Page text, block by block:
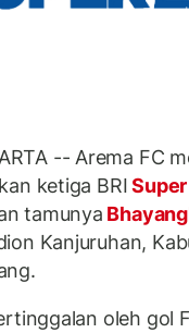
-- Arema FC
ketiga BRI
tamunya
Kanjuruhan,
oleh gol